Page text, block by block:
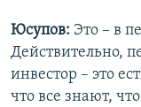
Юсупов: Это – в
Действительно,
инвестор – это
что все знают,